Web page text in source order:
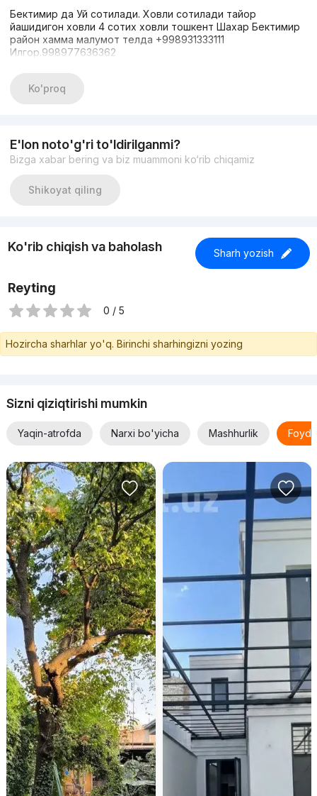
Бектимир да Уй сотилади. Ховли сотилади тайор
йашидигон ховли 4 сотих ховли тошкент Шахар Бектимир
район хамма малумот телда +998931333111
Илгор.998977636362
Ko'proq
E'lon noto'g'ri to'ldirilganmi?
Bizga xabar bering va biz muammoni ko‘rib chiqamiz
Shikoyat qiling
Ko'rib chiqish va baholash Sharh yozish
Reyting
0 / 5
Hozircha sharhlar yo'q. Birinchi sharhingizni yozing
Sizni qiziqtirishi mumkin
Yaqin-atrofda Narxi bo'yicha Mashhurlik